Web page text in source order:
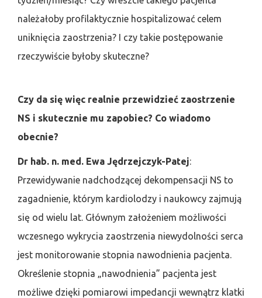
należałoby profilaktycznie hospitalizować celem
uniknięcia zaostrzenia? I czy takie postępowanie
rzeczywiście byłoby skuteczne?
Czy da się więc realnie przewidzieć zaostrzenie
NS i skutecznie mu zapobiec? Co wiadomo
obecnie?
Dr hab. n. med. Ewa Jędrzejczyk-Patej:
Przewidywanie nadchodzącej dekompensacji NS to
zagadnienie, którym kardiolodzy i naukowcy zajmują
się od wielu lat. Głównym założeniem możliwości
wczesnego wykrycia zaostrzenia niewydolności serca
jest monitorowanie stopnia nawodnienia pacjenta.
Określenie stopnia „nawodnienia” pacjenta jest
możliwe dzięki pomiarowi impedancji wewnątrz klatki